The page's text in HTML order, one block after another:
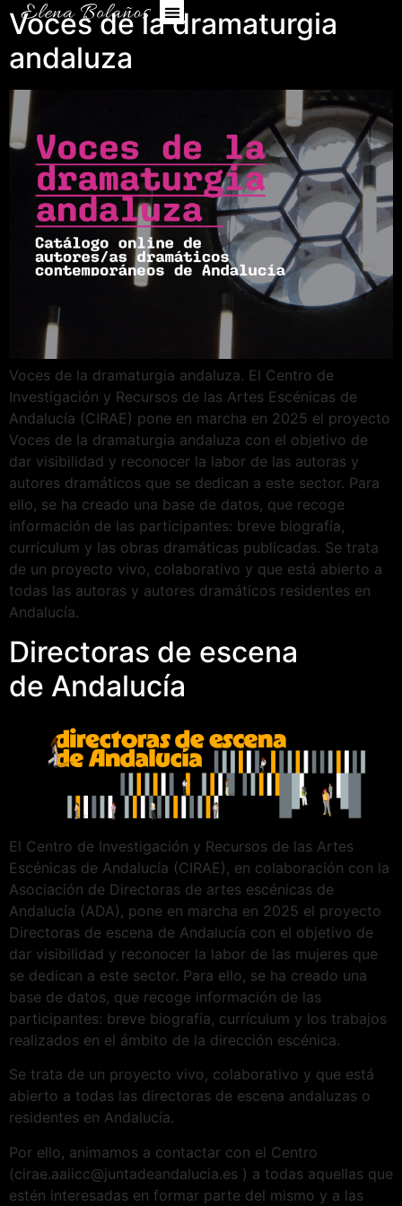
Voces de la dramaturgia
andaluza
Voces de la dramaturgia andaluza. El Centro de
Investigación y Recursos de las Artes Escénicas de
Andalucía (CIRAE) pone en marcha en 2025 el proyecto
Voces de la dramaturgia andaluza con el objetivo de
dar visibilidad y reconocer la labor de las autoras y
autores dramáticos que se dedican a este sector. Para
ello, se ha creado una base de datos, que recoge
información de las participantes: breve biografía,
currículum y las obras dramáticas publicadas. Se trata
de un proyecto vivo, colaborativo y que está abierto a
todas las autoras y autores dramáticos residentes en
Andalucía.
Directoras de escena
de Andalucía
El Centro de Investigación y Recursos de las Artes
Escénicas de Andalucía (CIRAE), en colaboración con la
Asociación de Directoras de artes escénicas de
Andalucía (ADA), pone en marcha en 2025 el proyecto
Directoras de escena de Andalucía con el objetivo de
dar visibilidad y reconocer la labor de las mujeres que
se dedican a este sector. Para ello, se ha creado una
base de datos, que recoge información de las
participantes: breve biografía, currículum y los trabajos
realizados en el ámbito de la dirección escénica.
Se trata de un proyecto vivo, colaborativo y que está
abierto a todas las directoras de escena andaluzas o
residentes en Andalucía.
Por ello, animamos a contactar con el Centro
(cirae.aaiicc@juntadeandalucia.es ) a todas aquellas que
estén interesadas en formar parte del mismo y a las